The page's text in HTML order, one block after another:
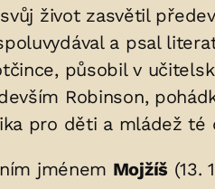
život zasvětil
a psal
působil v
Robinson,
pro děti a mládež té
jménem Mojžíš (13.